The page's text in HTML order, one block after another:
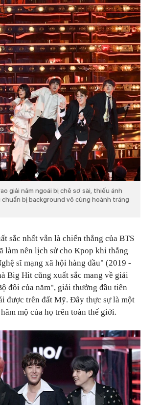
giải năm ngoái bị chê sơ sài, thiếu ánh
bị background vô cùng hoành tráng
sắc nhất vẫn là chiến thắng của BTS
làm nên lịch sử cho Kpop khi thắng
sĩ mạng xã hội hàng đầu" (2019 -
Big Hit cũng xuất sắc mang về giải
đôi của năm", giải thưởng đầu tiên
được trên đất Mỹ. Đây thực sự là một
mộ của họ trên toàn thế giới.